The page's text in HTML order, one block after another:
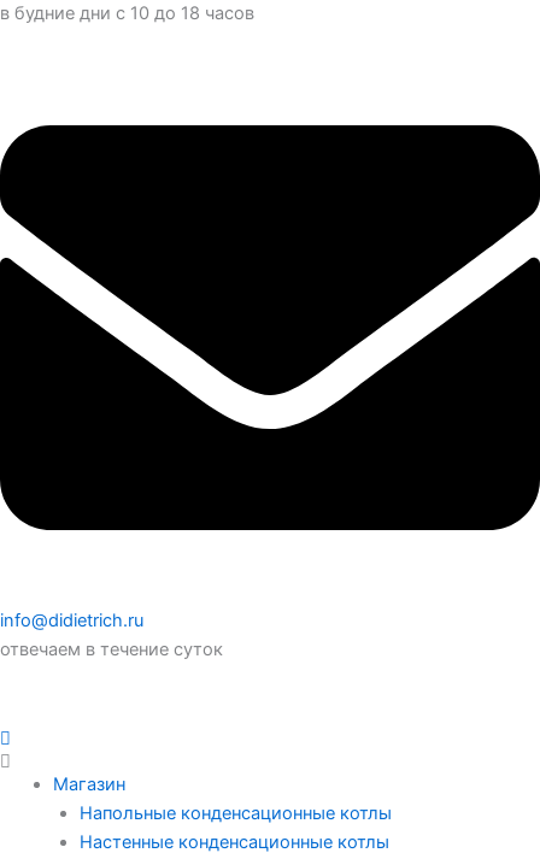
в будние дни с 10 до 18 часов
info@didietrich.ru
отвечаем в течение суток
Магазин
Напольные конденсационные котлы
Настенные конденсационные котлы